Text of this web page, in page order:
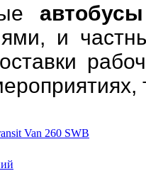
автобусы
и
Van 260 SWB